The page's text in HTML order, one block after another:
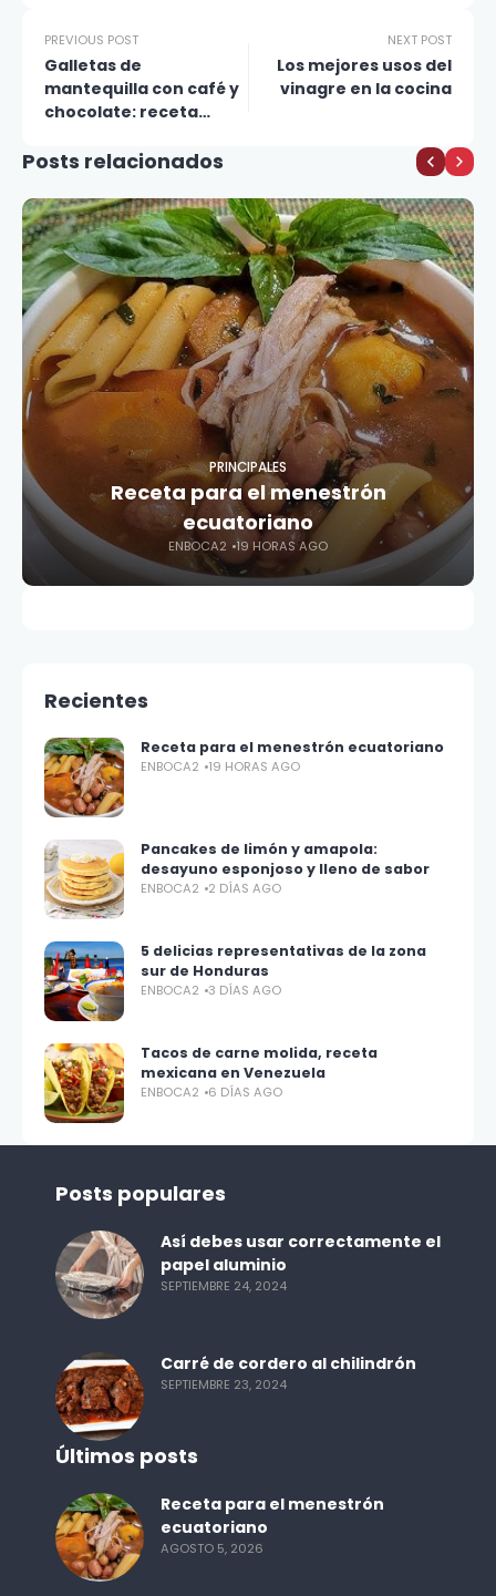
PREVIOUS POST
Galletas de
mantequilla con café y
chocolate: receta
NEXT POST
Los mejores usos del
vinagre en la cocina
Posts relacionados
PRINCIPALES
Receta para el menestrón
ecuatoriano
ENBOCA2 19 HORAS AGO
Recientes
Receta para el menestrón ecuatoriano
ENBOCA2 19 HORAS AGO
Pancakes de limón y amapola:
desayuno esponjoso y lleno de sabor
ENBOCA2 2 DÍAS AGO
5 delicias representativas de la zona
sur de Honduras
ENBOCA2 3 DÍAS AGO
Tacos de carne molida, receta
mexicana en Venezuela
ENBOCA2 6 DÍAS AGO
Posts populares
Así debes usar correctamente el
papel aluminio
SEPTIEMBRE 24, 2024
Carré de cordero al chilindrón
SEPTIEMBRE 23, 2024
Últimos posts
Receta para el menestrón
ecuatoriano
AGOSTO 5, 2026